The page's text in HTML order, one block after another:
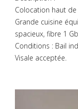
Colocation haut de
Grande cuisine
spacieux, fibre 1
Conditions : Bail
Visale acceptée.